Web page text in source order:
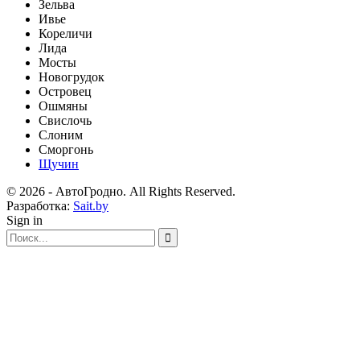
Зельва
Ивье
Кореличи
Лида
Мосты
Новогрудок
Островец
Ошмяны
Свислочь
Слоним
Сморгонь
Щучин
© 2026 - АвтоГродно. All Rights Reserved.
Разработка: Sait.by
Sign in